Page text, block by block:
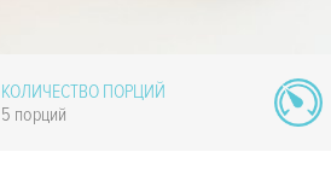
КОЛИЧЕСТВО ПОРЦИЙ
5 порций